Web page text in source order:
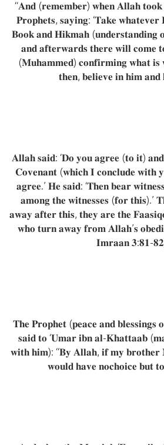
“𝐀𝐧𝐝 (𝐫𝐞𝐦𝐞𝐦𝐛𝐞𝐫) 𝐰𝐡𝐞𝐧 𝐀𝐥𝐥𝐚𝐡 𝐭𝐨𝐨𝐤
𝐏𝐫𝐨𝐩𝐡𝐞𝐭𝐬, 𝐬𝐚𝐲𝐢𝐧𝐠: ‘𝐓𝐚𝐤𝐞
𝐁𝐨𝐨𝐤 𝐚𝐧𝐝 𝐇𝐢𝐤𝐦𝐚𝐡 (𝐮𝐧𝐝𝐞𝐫𝐬𝐭𝐚𝐧𝐝𝐢𝐧𝐠
𝐚𝐧𝐝 𝐚𝐟𝐭𝐞𝐫𝐰𝐚𝐫𝐝𝐬 𝐭𝐡𝐞𝐫𝐞 𝐰𝐢𝐥𝐥 𝐜𝐨𝐦𝐞
(𝐌𝐮𝐡𝐚𝐦𝐦𝐞𝐝) 𝐜𝐨𝐧𝐟𝐢𝐫𝐦𝐢𝐧𝐠 𝐰𝐡𝐚𝐭 𝐢𝐬
𝐭𝐡𝐞𝐧, 𝐛𝐞𝐥𝐢𝐞𝐯𝐞 𝐢𝐧 𝐡𝐢𝐦 𝐚𝐧𝐝
𝐀𝐥𝐥𝐚𝐡 𝐬𝐚𝐢𝐝: ‘𝐃𝐨 𝐲𝐨𝐮 𝐚𝐠𝐫𝐞𝐞 (𝐭𝐨 𝐢𝐭)
𝐂𝐨𝐯𝐞𝐧𝐚𝐧𝐭 (𝐰𝐡𝐢𝐜𝐡 𝐈 𝐜𝐨𝐧𝐜𝐥𝐮𝐝𝐞 𝐰𝐢𝐭𝐡
𝐚𝐠𝐫𝐞𝐞.’ 𝐇𝐞 𝐬𝐚𝐢𝐝: ‘𝐓𝐡𝐞𝐧 𝐛𝐞𝐚𝐫
𝐚𝐦𝐨𝐧𝐠 𝐭𝐡𝐞 𝐰𝐢𝐭𝐧𝐞𝐬𝐬𝐞𝐬 (𝐟𝐨𝐫 𝐭𝐡𝐢𝐬).’
𝐚𝐰𝐚𝐲 𝐚𝐟𝐭𝐞𝐫 𝐭𝐡𝐢𝐬, 𝐭𝐡𝐞𝐲 𝐚𝐫𝐞 𝐭𝐡𝐞
𝐰𝐡𝐨 𝐭𝐮𝐫𝐧 𝐚𝐰𝐚𝐲 𝐟𝐫𝐨𝐦 𝐀𝐥𝐥𝐚𝐡’𝐬
𝐈𝐦𝐫𝐚𝐚𝐧 𝟑:𝟖𝟏-𝟖𝟐]
𝐓𝐡𝐞 𝐏𝐫𝐨𝐩𝐡𝐞𝐭 (𝐩𝐞𝐚𝐜𝐞 𝐚𝐧𝐝 𝐛𝐥𝐞𝐬𝐬𝐢𝐧𝐠𝐬
𝐬𝐚𝐢𝐝 𝐭𝐨 ‘𝐔𝐦𝐚𝐫 𝐢𝐛𝐧 𝐚𝐥-𝐊𝐡𝐚𝐭𝐭𝐚𝐚𝐛
𝐰𝐢𝐭𝐡 𝐡𝐢𝐦): “𝐁𝐲 𝐀𝐥𝐥𝐚𝐡, 𝐢𝐟 𝐦𝐲
𝐰𝐨𝐮𝐥𝐝 𝐡𝐚𝐯𝐞 𝐧𝐨𝐜𝐡𝐨𝐢𝐜𝐞 𝐛𝐮𝐭